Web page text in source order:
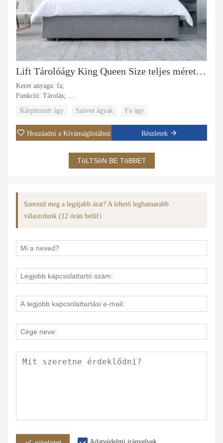
Lift Tárolóágy King Queen Size teljes méretű szövet bőr kárpitozott franciaágy
Keret anyaga: fa;
Funkció: Tárolás;
Huzat anyaga: bársony szövet, bőr;
Konkrét felhasználás: Villa, apartman, szállodai lakosztály, fő
szoba.
Kárpitozott ágy Szövet ágyak Fa ágy
Hozzáadni a Kívánságlistához Részletek
TöLTSöN BE TöBBET
Szerezd meg a legújabb árat? A lehető leghamarabb
válaszolunk (12 órán belül）